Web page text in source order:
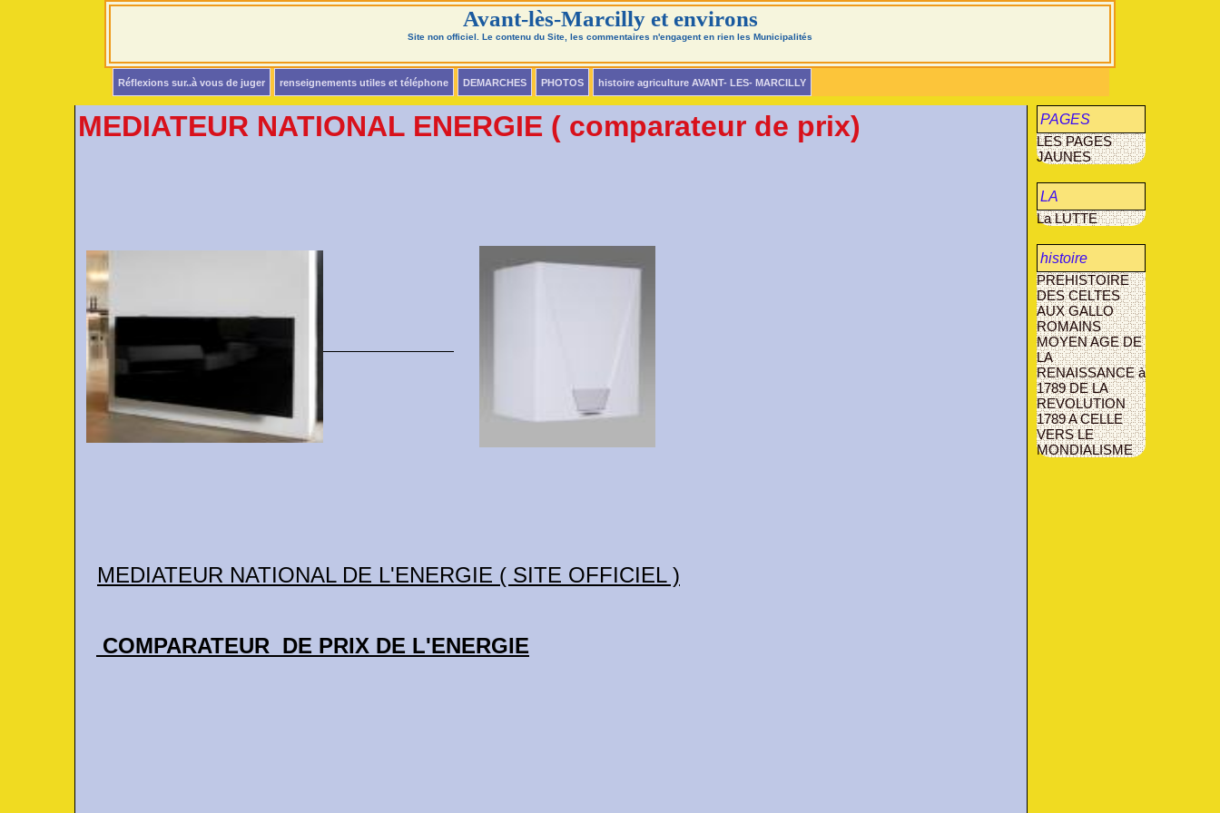
Avant-lès-Marcilly et environs
Site non officiel. Le contenu du Site, les commentaires n'engagent en rien les Municipalités
Réflexions sur..à vous de juger renseignements utiles et téléphone DEMARCHES PHOTOS histoire agriculture AVANT- LES- MARCILLY
PAGES
JAUNES
LES PAGES
JAUNES
LA
MUCOVISCIDOSE
La LUTTE
histoire
agriculture
AVANT- LES-
MARCILLY
PREHISTOIRE
DES CELTES
AUX GALLO
ROMAINS
MOYEN AGEDE
LA
RENAISSANCE à
1789DE LA
REVOLUTION
1789 A CELLE
VERS LE
MONDIALISME
MEDIATEUR NATIONAL ENERGIE ( comparateur de prix)
MEDIATEUR NATIONAL DE L'ENERGIE ( SITE OFFICIEL )
COMPARATEUR DE PRIX DE L'ENERGIE